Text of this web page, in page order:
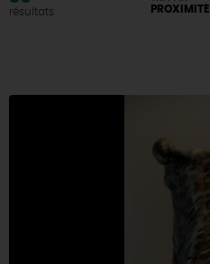
résultats
PROXIMITÉ